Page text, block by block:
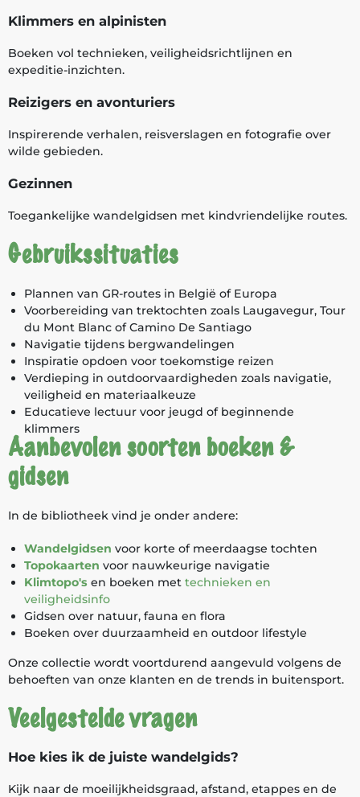
Klimmers en alpinisten
Boeken vol technieken, veiligheidsrichtlijnen en
expeditie-inzichten.
Reizigers en avonturiers
Inspirerende verhalen, reisverslagen en fotografie over
wilde gebieden.
Gezinnen
Toegankelijke wandelgidsen met kindvriendelijke routes.
Gebruikssituaties
Plannen van GR-routes in België of Europa
Voorbereiding van trektochten zoals Laugavegur, Tour
du Mont Blanc of Camino De Santiago
Navigatie tijdens bergwandelingen
Inspiratie opdoen voor toekomstige reizen
Verdieping in outdoorvaardigheden zoals navigatie,
veiligheid en materiaalkeuze
Educatieve lectuur voor jeugd of beginnende
klimmers
Aanbevolen soorten boeken &
gidsen
In de bibliotheek vind je onder andere:
Wandelgidsen voor korte of meerdaagse tochten
Topokaarten voor nauwkeurige navigatie
Klimtopo's en boeken met technieken en
veiligheidsinfo
Gidsen over natuur, fauna en flora
Boeken over duurzaamheid en outdoor lifestyle
Onze collectie wordt voortdurend aangevuld volgens de
behoeften van onze klanten en de trends in buitensport.
Veelgestelde vragen
Hoe kies ik de juiste wandelgids?
Kijk naar de moeilijkheidsgraad, afstand, etappes en de